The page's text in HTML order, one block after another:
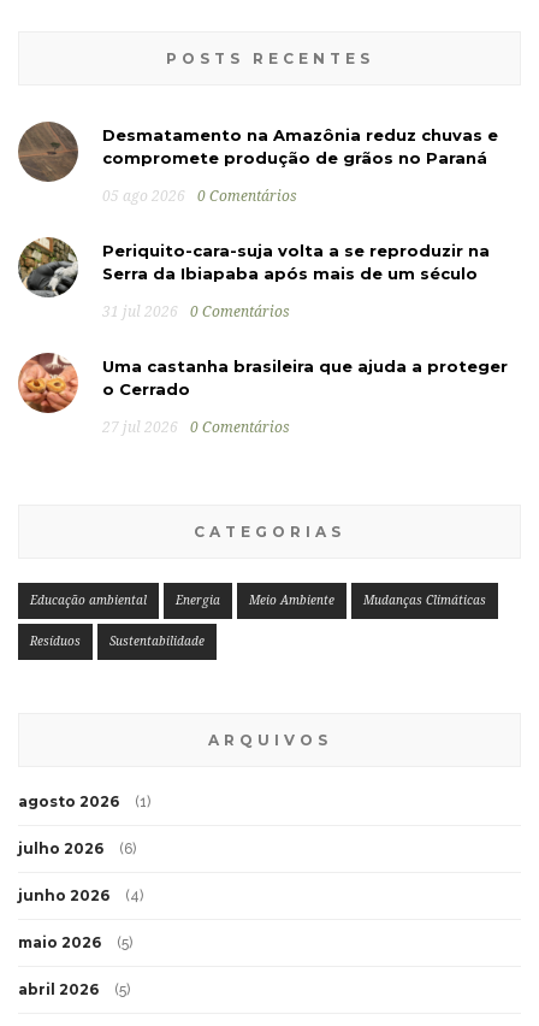
POSTS RECENTES
Desmatamento na Amazônia reduz chuvas e
compromete produção de grãos no Paraná
05 ago 2026 0 Comentários
Periquito-cara-suja volta a se reproduzir na
Serra da Ibiapaba após mais de um século
31 jul 2026 0 Comentários
Uma castanha brasileira que ajuda a proteger
o Cerrado
27 jul 2026 0 Comentários
CATEGORIAS
Educação ambiental Energia Meio Ambiente Mudanças Climáticas
Resíduos Sustentabilidade
ARQUIVOS
agosto 2026 (1)
julho 2026 (6)
junho 2026 (4)
maio 2026 (5)
abril 2026 (5)